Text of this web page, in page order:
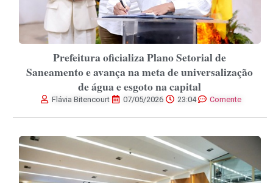
Prefeitura oficializa Plano Setorial de
Saneamento e avança na meta de universalização
de água e esgoto na capital
Flávia Bitencourt 07/05/2026 23:04 Comente